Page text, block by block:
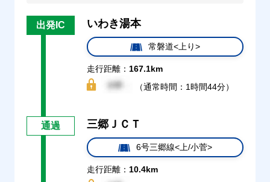
出発IC いわき湯本
常磐道<上り>
走行距離： 167.1km
（通常時間：1時間44分）
通過 三郷ＪＣＴ
6号三郷線<上/小菅>
走行距離： 10.4km